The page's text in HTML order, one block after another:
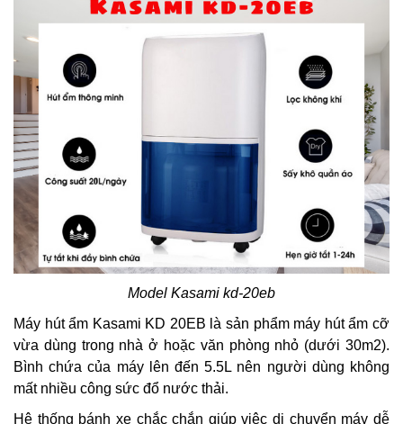
Model Kasami kd-20eb
Máy hút ẩm Kasami KD 20EB là sản phẩm máy hút ẩm cỡ
vừa dùng trong nhà ở hoặc văn phòng nhỏ (dưới 30m2).
Bình chứa của máy lên đến 5.5L nên người dùng không
mất nhiều công sức đổ nước thải.
Hệ thống bánh xe chắc chắn giúp việc di chuyển máy dễ